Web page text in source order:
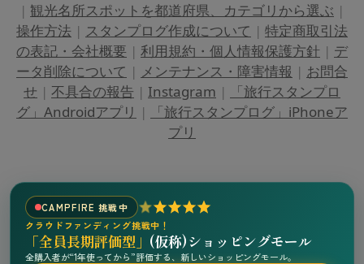
| 観光名所スポットを都道府県、カテゴリから選ぶ |
操作方法 | スタンプログ作成について | 特定商取引法
の表記・会社概要 | 利用規約・個人情報保護方針 | デ
ータ削除について | メンテナンス・障害情報 | お問合
せ | 不具合の報告 | Instagram |
「旅行スタンプロ
グ」Androidアプリ |
「旅行スタンプログ」iPhoneア
プリ
CAMPFIRE 挑戦中
クラウドファンディング挑戦中！
「全員長期評価型」 (仮称)ショッピングモール
全購入者が“1年使ってから”評価する、新しいショッピングモール。